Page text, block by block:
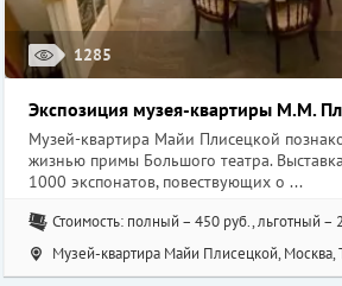
1285
Экспозиция музея-квартиры М.М.
Музей-квартира Майи Плисецкой
жизнью примы Большого театра.
1000 экспонатов, повествующих о ...
Стоимость: полный – 450 руб., льготный –
Музей-квартира Майи Плисецкой, Москва,